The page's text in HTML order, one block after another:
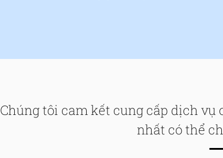
Chúng tôi cam kết cung cấp dịch vụ
nhất có thể